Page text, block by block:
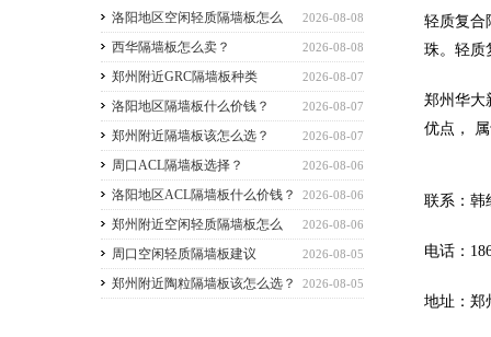
轻质复合
珠。轻质
郑州华大
优点，
联系：韩
电话：
地址：郑
2026-08-08
洛阳地区空闲轻质隔墙板怎么
买？
2026-08-08
西华隔墙板怎么卖？
2026-08-07
郑州附近GRC隔墙板种类
2026-08-07
洛阳地区隔墙板什么价钱？
2026-08-07
郑州附近隔墙板该怎么选？
2026-08-06
周口ACL隔墙板选择？
2026-08-06
洛阳地区ACL隔墙板什么价钱？
2026-08-06
郑州附近空闲轻质隔墙板怎么
选？
2026-08-05
周口空闲轻质隔墙板建议
2026-08-05
郑州附近陶粒隔墙板该怎么选？